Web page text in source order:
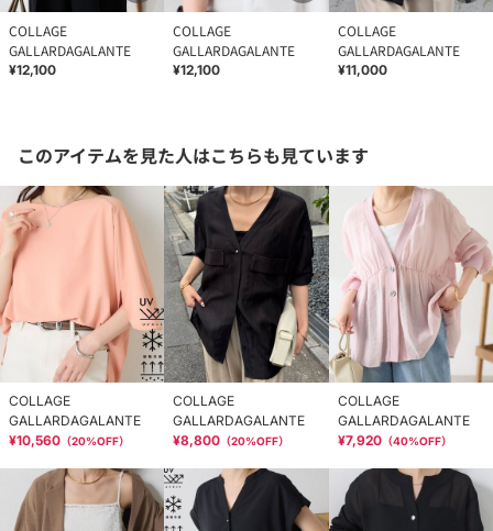
COLLAGE
GALLARDAGALANTE
¥12,100
COLLAGE
GALLARDAGALANTE
¥12,100
COLLAGE
GALLARDAGALANTE
¥11,000